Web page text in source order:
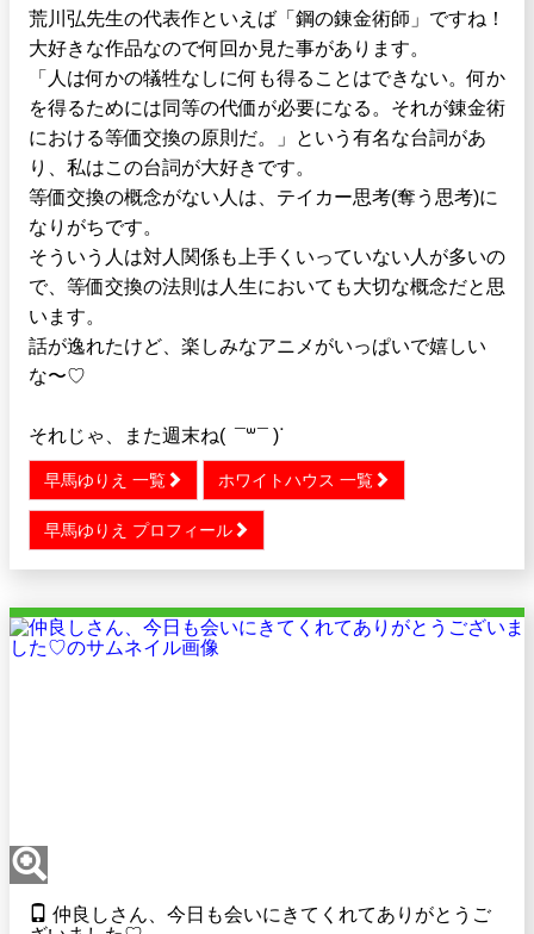
荒川弘先生の代表作といえば「鋼の錬金術師」ですね！
大好きな作品なので何回か見た事があります。
「人は何かの犠牲なしに何も得ることはできない。何か
を得るためには同等の代価が必要になる。それが錬金術
における等価交換の原則だ。」という有名な台詞があ
り、私はこの台詞が大好きです。
等価交換の概念がない人は、テイカー思考(奪う思考)に
なりがちです。
そういう人は対人関係も上手くいっていない人が多いの
で、等価交換の法則は人生においても大切な概念だと思
います。
話が逸れたけど、楽しみなアニメがいっぱいで嬉しい
な〜♡
それじゃ、また週末ね( ¯꒳​¯ )ᐝ
早馬ゆりえ 一覧 ホワイトハウス 一覧
早馬ゆりえ プロフィール
仲良しさん、今日も会いにきてくれてありがとうご